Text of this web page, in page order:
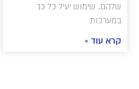
שלהם. שימוש יעיל כל כך
במערכות
קרא עוד »